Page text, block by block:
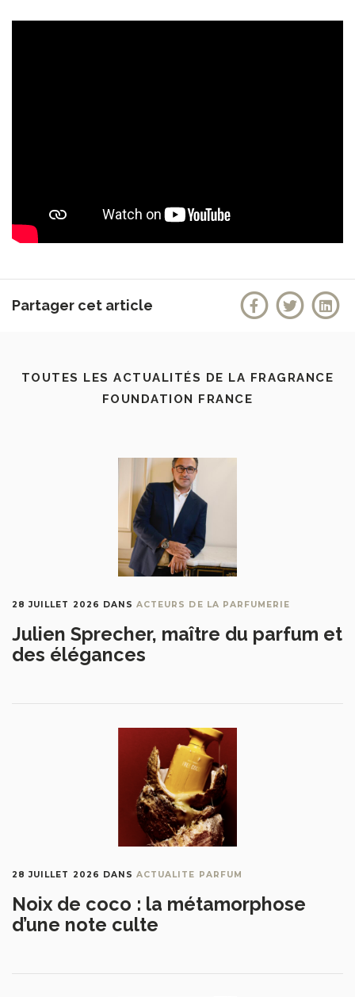
Partager cet article
TOUTES LES ACTUALITÉS DE LA FRAGRANCE
FOUNDATION FRANCE
28 JUILLET 2026 DANSACTEURS DE LA PARFUMERIE
Julien Sprecher, maître du parfum et
des élégances
28 JUILLET 2026 DANSACTUALITE PARFUM
Noix de coco : la métamorphose
d’une note culte